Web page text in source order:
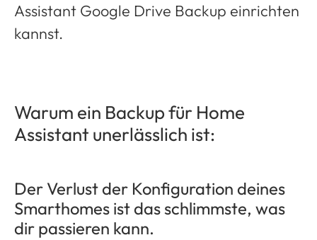
Assistant Google Drive Backup einrichten
kannst.
Warum ein Backup für Home
Assistant unerlässlich ist:
Der Verlust der Konfiguration deines
Smarthomes ist das schlimmste, was
dir passieren kann.